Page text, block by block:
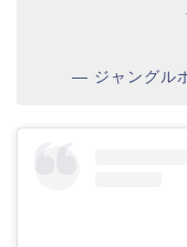
— ジャングル